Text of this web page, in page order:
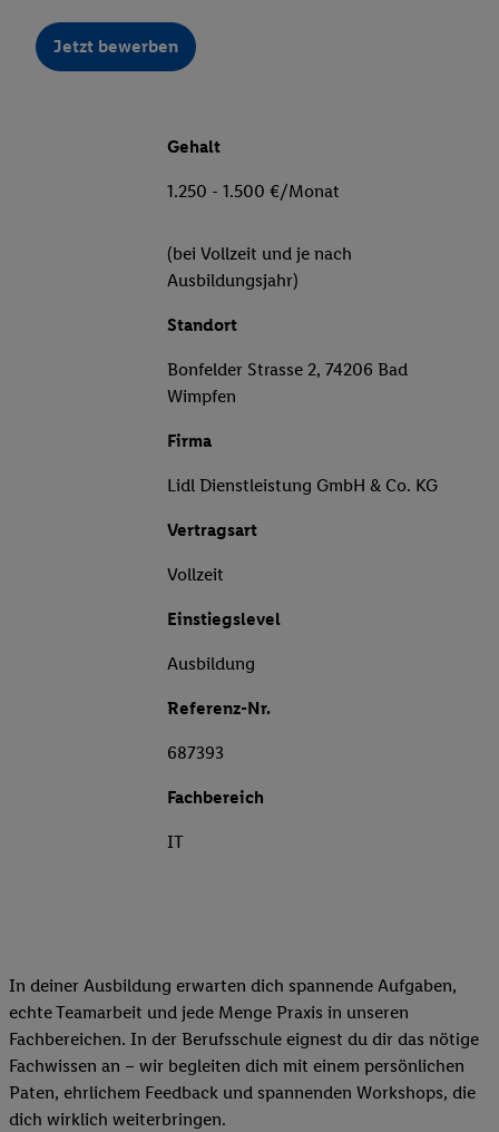
Jetzt bewerben
Gehalt
1.250 - 1.500 €/Monat
(bei Vollzeit und je nach
Ausbildungsjahr)
Standort
Bonfelder Strasse 2, 74206 Bad
Wimpfen
Firma
Lidl Dienstleistung GmbH & Co. KG
Vertragsart
Vollzeit
Einstiegslevel
Ausbildung
Referenz-Nr.
687393
Fachbereich
IT
In deiner Ausbildung erwarten dich spannende Aufgaben,
echte Teamarbeit und jede Menge Praxis in unseren
Fachbereichen. In der Berufsschule eignest du dir das nötige
Fachwissen an – wir begleiten dich mit einem persönlichen
Paten, ehrlichem Feedback und spannenden Workshops, die
dich wirklich weiterbringen.